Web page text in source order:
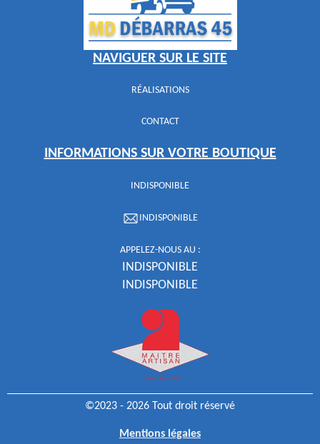
NAVIGUER SUR LE SITE
RÉALISATIONS
CONTACT
INFORMATIONS SUR VOTRE BOUTIQUE
INDISPONIBLE
INDISPONIBLE
APPELEZ-NOUS AU :
INDISPONIBLE
INDISPONIBLE
©2023 - 2026 Tout droit réservé
Mentions légales